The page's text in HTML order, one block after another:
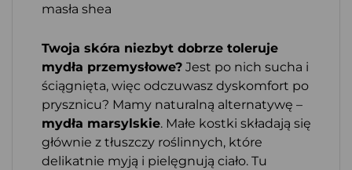
Twoja skóra niezbyt dobrze toleruje
mydła przemysłowe? Jest po nich sucha i
ściągnięta, więc odczuwasz dyskomfort po
prysznicu? Mamy naturalną alternatywę –
mydła marsylskie. Małe kostki składają się
głównie z tłuszczy roślinnych, które
delikatnie myją i pielęgnują ciało. Tu